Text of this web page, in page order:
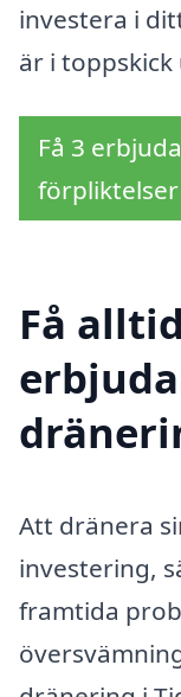
investera i
är i
Få 3
förpliktelser
Få
Att dränera
investering,
framtida